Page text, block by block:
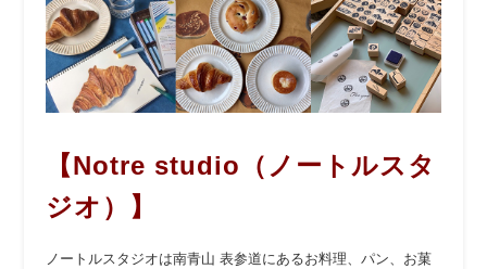
【Notre studio（ノートルスタ
ジオ）】
ノートルスタジオは南青山 表参道にあるお料理、パン、お菓